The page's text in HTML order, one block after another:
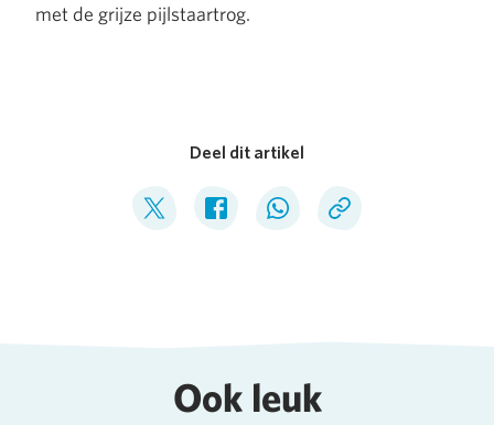
met de grijze pijlstaartrog.
Deel dit artikel
Deel op TwitterDeel op Facebook
Deel op WhatsApp
Kopieer link
Ook leuk